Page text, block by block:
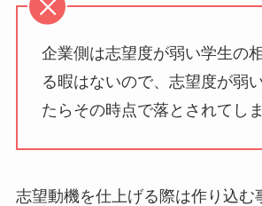
企業側は志望度が弱い学生の
る暇はないので、志望度が弱
たらその時点で落とされてし
志望動機を仕上げる際は作り込む